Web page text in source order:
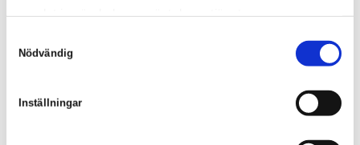
Nödvändig
Inställningar
kvinna vinna!